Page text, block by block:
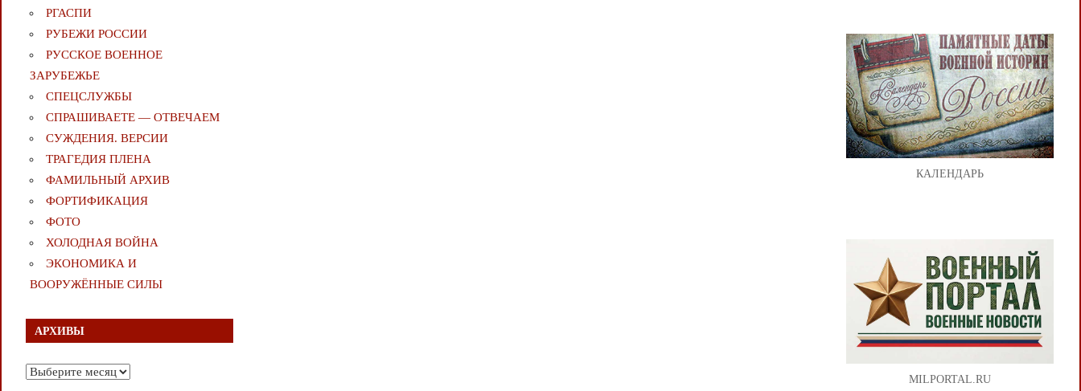
РГАСПИ
РУБЕЖИ РОССИИ
РУССКОЕ ВОЕННОЕ
ЗАРУБЕЖЬЕ
СПЕЦСЛУЖБЫ
СПРАШИВАЕТЕ — ОТВЕЧАЕМ
СУЖДЕНИЯ. ВЕРСИИ
ТРАГЕДИЯ ПЛЕНА
ФАМИЛЬНЫЙ АРХИВ
ФОРТИФИКАЦИЯ
ФОТО
ХОЛОДНАЯ ВОЙНА
ЭКОНОМИКА И
ВООРУЖЁННЫЕ СИЛЫ
АРХИВЫ
Архивы
КАЛЕНДАРЬ
MILPORTAL.RU